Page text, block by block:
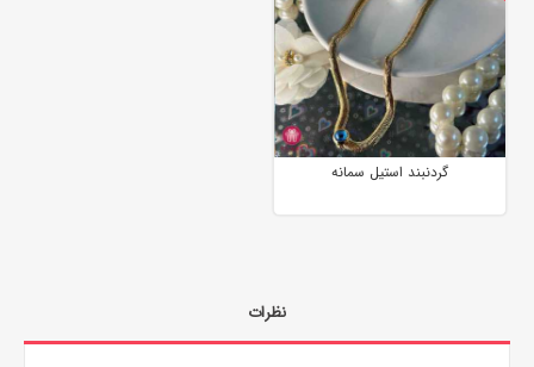
گردنبند استیل سمانه
نظرات